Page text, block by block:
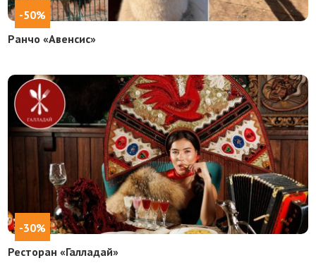
-50%
Ранчо «Авенсис»
-30%
Ресторан «Галладай»